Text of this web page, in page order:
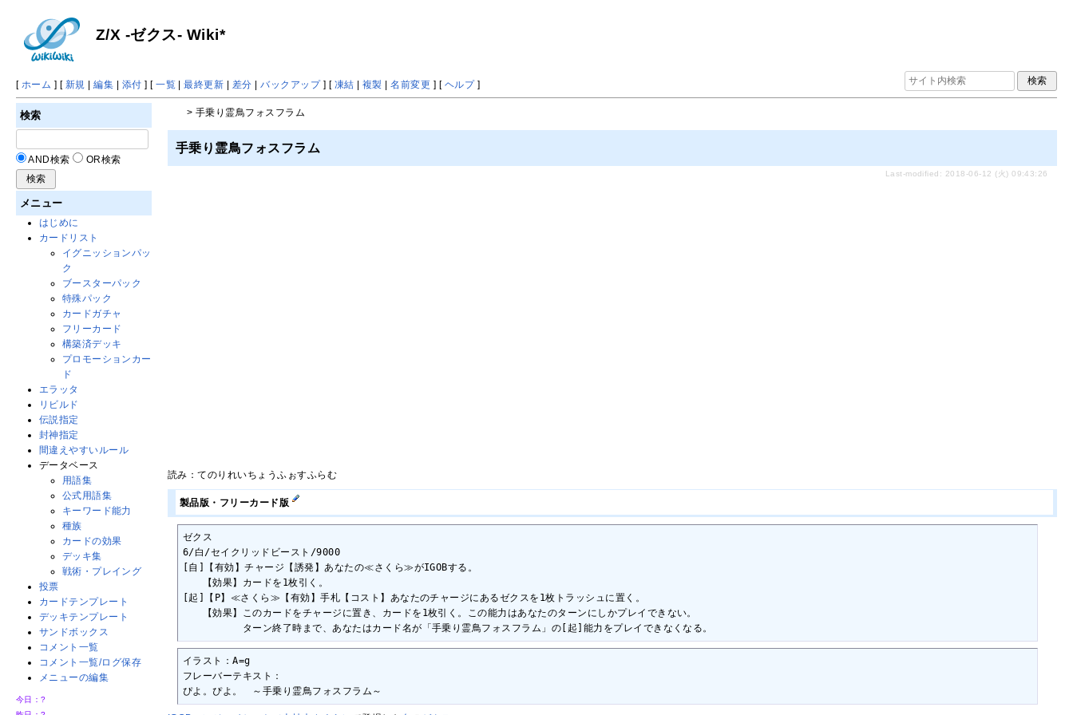
Z/X -ゼクス- Wiki*
[ ホーム ] [ 新規 |編集 | 添付 ] [一覧 |最終更新 | 差分 |バックアップ] [ 凍結 | 複製 |名前変更 ] [ ヘルプ]
> 手乗り霊鳥フォスフラム
手乗り霊鳥フォスフラム
Last-modified: 2018-06-12 (火) 09:43:26
読み：てのりれいちょうふぉすふらむ
製品版・フリーカード版
ゼクス
6/白/セイクリッドビースト/9000
[自]【有効】チャージ【誘発】あなたの≪さくら≫がIGOBする。
【効果】カードを1枚引く。
[起]【P】≪さくら≫【有効】手札【コスト】あなたのチャージにあるゼクスを1枚トラッシュに置く。
【効果】このカードをチャージに置き、カードを1枚引く。この能力はあなたのターンにしかプレイできない。
ターン終了時まで、あなたはカード名が「手乗り霊鳥フォスフラム」の[起]能力をプレイできなくなる。
イラスト：A=g
フレーバーテキスト：
ぴよ。ぴよ。　～手乗り霊鳥フォスフラム～
検索
AND検索 OR検索
メニュー
はじめに
カードリスト
イグニッションパッ
ク
ブースターパック
特殊パック
カードガチャ
フリーカード
構築済デッキ
プロモーションカー
ド
エラッタ
リビルド
伝説指定
封神指定
間違えやすいルール
データベース
用語集
公式用語集
キーワード能力
種族
カードの効果
デッキ集
戦術・プレイング
投票
カードテンプレート
デッキテンプレート
サンドボックス
コメント一覧
コメント一覧/ログ保存
メニューの編集
今日：?